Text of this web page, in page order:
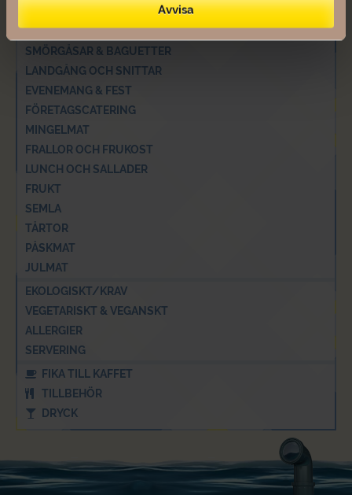
Avvisa
STUDENTCATERING
SUBMANS RÄKMACKA
SMÖRGÅSAR & BAGUETTER
LANDGÅNG OCH SNITTAR
EVENEMANG & FEST
FÖRETAGSCATERING
MINGELMAT
FRALLOR OCH FRUKOST
LUNCH OCH SALLADER
FRUKT
SEMLA
TÅRTOR
PÅSKMAT
JULMAT
EKOLOGISKT/KRAV
VEGETARISKT & VEGANSKT
ALLERGIER
SERVERING
FIKA TILL KAFFET
TILLBEHÖR
DRYCK